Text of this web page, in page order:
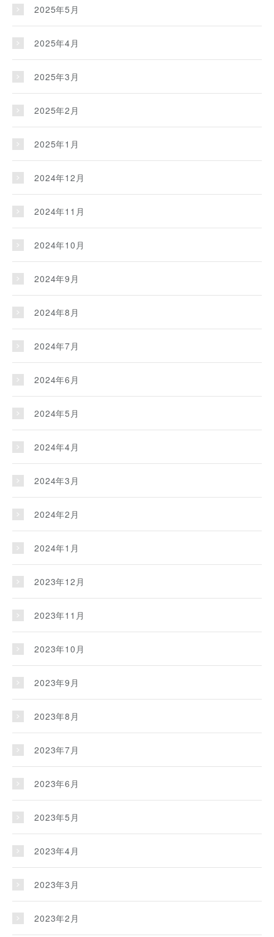
2025年5月
2025年4月
2025年3月
2025年2月
2025年1月
2024年12月
2024年11月
2024年10月
2024年9月
2024年8月
2024年7月
2024年6月
2024年5月
2024年4月
2024年3月
2024年2月
2024年1月
2023年12月
2023年11月
2023年10月
2023年9月
2023年8月
2023年7月
2023年6月
2023年5月
2023年4月
2023年3月
2023年2月